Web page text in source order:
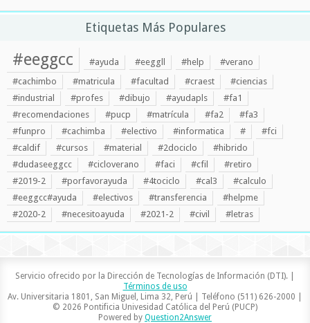
Etiquetas Más Populares
#eeggcc #ayuda #eeggll #help
#verano
#cachimbo
#matricula #facultad #craest
#ciencias
#industrial
#profes #dibujo #ayudapls
#fa1
#recomendaciones
#pucp #matrícula #fa2
#fa3
#funpro
#cachimba #electivo #informatica #
#fci
#caldif
#cursos #material #2dociclo
#hibrido
#dudaseeggcc
#cicloverano #faci #cfil
#retiro
#2019-2
#porfavorayuda #4tociclo #cal3
#calculo
#eeggcc#ayuda
#electivos #transferencia
#helpme
#2020-2
#necesitoayuda #2021-2 #civil #letras
Servicio ofrecido por la Dirección de Tecnologías de Información (DTI). |
Términos de uso
Av. Universitaria 1801, San Miguel, Lima 32, Perú | Teléfono (511) 626-2000 |
© 2026 Pontificia Univesidad Católica del Perú (PUCP)
Powered by Question2Answer